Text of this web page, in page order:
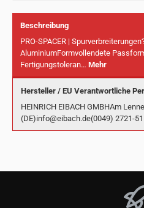
Beschreibung
PRO-SPACER |
AluminiumFormvollendete
Fertigungstoleran… Mehr
Hersteller / EU Verantwortliche
HEINRICH EIBACH GMBHAm
(DE)info@eibach.de(0049) 2721-